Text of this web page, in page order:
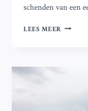
schenden van een
LEES MEER M23-